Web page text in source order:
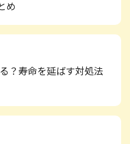
め
？寿命を延ばす対処法